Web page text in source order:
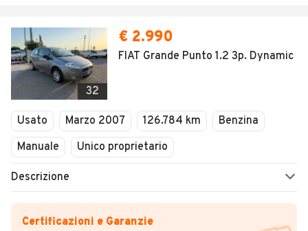
32
€ 2.990
FIAT Grande Punto 1.2 3p. Dynamic
Usato Marzo 2007 126.784 km
Benzina
Manuale
Unico proprietario
Descrizione
Certificazioni e Garanzie